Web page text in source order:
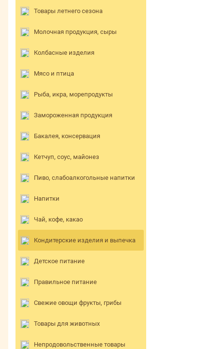
Товары летнего сезона
Молочная продукция, сыры
Колбасные изделия
Мясо и птица
Рыба, икра, морепродукты
Замороженная продукция
Бакалея, консервация
Кетчуп, соус, майонез
Пиво, слабоалкогольные напитки
Напитки
Чай, кофе, какао
Кондитерские изделия и выпечка
Детское питание
Правильное питание
Свежие овощи фрукты, грибы
Товары для животных
Непродовольственные товары